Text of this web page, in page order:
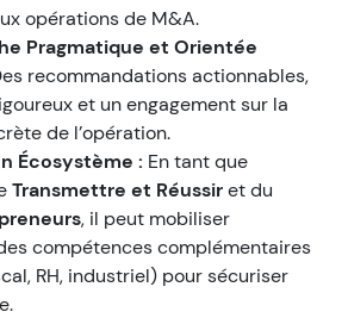
opérations de M&A.
Pragmatique et Orientée
recommandations actionnables,
et un engagement sur la
de l’opération.
Écosystème : En tant que
Transmettre et Réussiret du
, il peut mobiliser
compétences complémentaires
RH, industriel) pour sécuriser